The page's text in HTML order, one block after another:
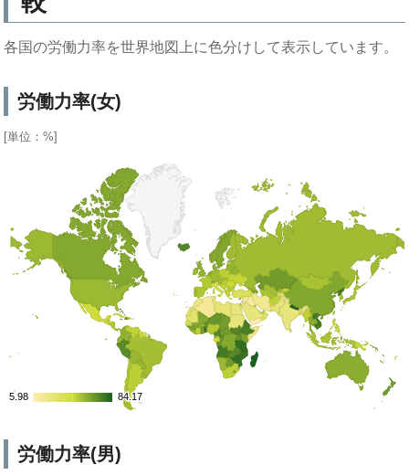
各国の労働力率を世界地図上に色分けして表示しています。
労働力率(女)
[単位：%]
5.98
5.98 84.17
84.17
労働力率(男)